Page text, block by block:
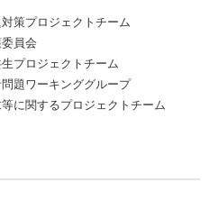
策プロジェクトチーム
員会
プロジェクトチーム
題ワーキンググループ
に関するプロジェクトチーム